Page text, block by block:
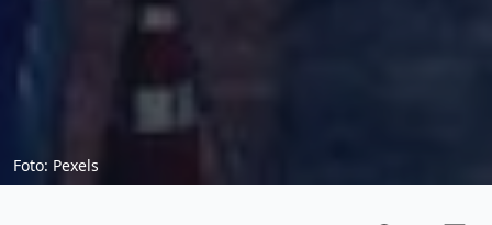
Foto: Pexels